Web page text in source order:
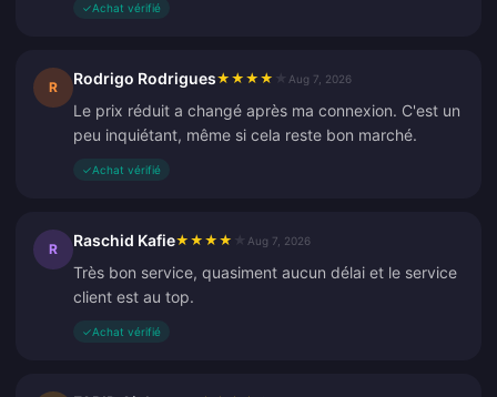
✓Achat vérifié
R Rodrigo Rodrigues★ ★ ★ ★ Aug 7, 2026
Le prix réduit a changé après ma connexion. C'est un
peu inquiétant, même si cela reste bon marché.
✓Achat vérifié
R Raschid Kafie★ ★ ★ ★ Aug 7, 2026
Très bon service, quasiment aucun délai et le service
client est au top.
✓Achat vérifié